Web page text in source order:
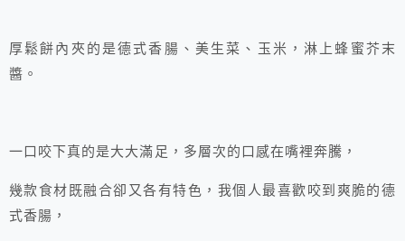
厚鬆餅內夾的是德式香腸、美生菜、玉米，淋上蜂蜜芥末
醬。
一口咬下真的是大大滿足，多層次的口感在嘴裡奔騰，
幾款食材既融合卻又各有特色，我個人最喜歡咬到爽脆的德
式香腸，